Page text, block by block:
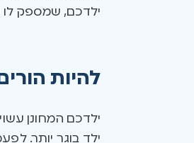
ילדכם, שמספק לו
להיות
ילדכם המחונן
ילד בוגר יותר.